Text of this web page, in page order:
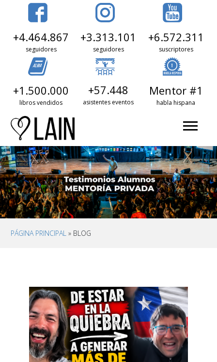
+4.464.867
seguidores
+3.313.101
seguidores
+6.572.311
suscriptores
+1.500.000
libros vendidos
+57.448
asistentes eventos
Mentor #1
habla hispana
PÁGINA PRINCIPAL » BLOG